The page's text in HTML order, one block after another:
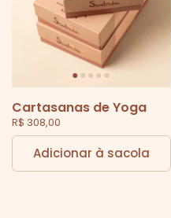
Cartasanas de Yoga
R$ 308,00
Adicionar à sacola